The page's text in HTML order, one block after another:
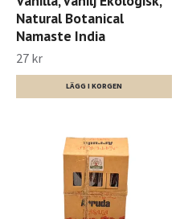
Natural Botanical
Namaste India
27 kr